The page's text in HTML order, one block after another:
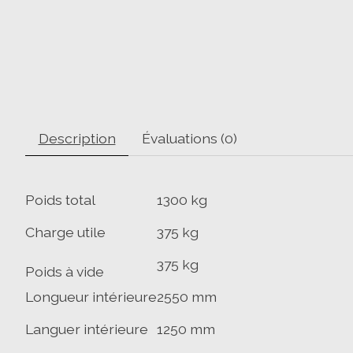
Description Évaluations (0)
Poids total
1300 kg
Charge utile
375 kg
Poids à vide
375 kg
Longueur intérieure2550 mm
Languer intérieure 1250 mm